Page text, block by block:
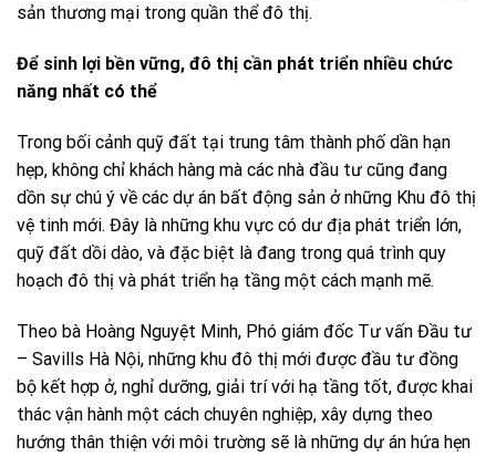
sản thương mại trong quần thể đô thị.
Để sinh lợi bền vững, đô thị cần phát triển nhiều chức
năng nhất có thể
Trong bối cảnh quỹ đất tại trung tâm thành phố dần hạn
hẹp, không chỉ khách hàng mà các nhà đầu tư cũng đang
dồn sự chú ý về các dự án bất động sản ở những Khu đô thị
vệ tinh mới. Đây là những khu vực có dư địa phát triển lớn,
quỹ đất dồi dào, và đặc biệt là đang trong quá trình quy
hoạch đô thị và phát triển hạ tầng một cách mạnh mẽ.
Theo bà Hoàng Nguyệt Minh, Phó giám đốc Tư vấn Đầu tư
– Savills Hà Nội, những khu đô thị mới được đầu tư đồng
bộ kết hợp ở, nghỉ dưỡng, giải trí với hạ tầng tốt, được khai
thác vận hành một cách chuyên nghiệp, xây dựng theo
hướng thân thiện với môi trường sẽ là những dự án hứa hẹn